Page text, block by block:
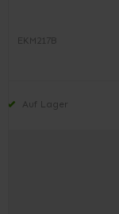
EKM217B
Auf Lager